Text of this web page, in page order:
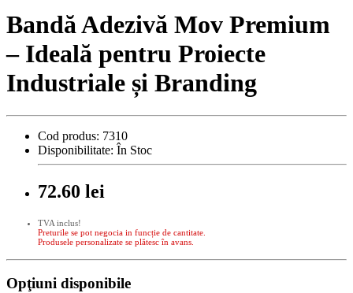
Bandă Adezivă Mov Premium
– Ideală pentru Proiecte
Industriale și Branding
Cod produs: 7310
Disponibilitate: În Stoc
72.60 lei
TVA inclus!
Preturile se pot negocia in funcție de cantitate.
Produsele personalizate se plătesc în avans.
Opţiuni disponibile